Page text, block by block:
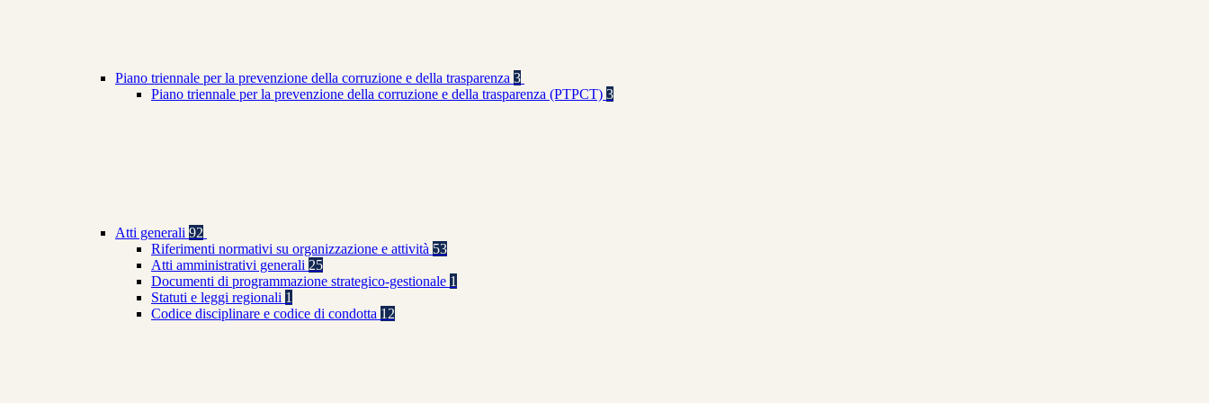
Piano triennale per la prevenzione della corruzione e della trasparenza 3
Piano triennale per la prevenzione della corruzione e della trasparenza (PTPCT) 3
Atti generali 92
Riferimenti normativi su organizzazione e attività 53
Atti amministrativi generali 25
Documenti di programmazione strategico-gestionale 1
Statuti e leggi regionali 1
Codice disciplinare e codice di condotta 12